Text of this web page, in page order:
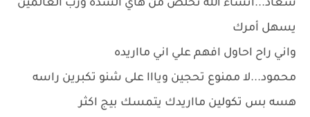
سعاد...انشاء الله تخلص من هاي الشده ورب العالمين
يسهل أمرك
واني راح احاول افهم علي اني مااريده
محمود...لا ممنوع تحجين ويااا على شنو تكبرين راسه
هسه بس تكولين مااريدك يتمسك بيج اكثر